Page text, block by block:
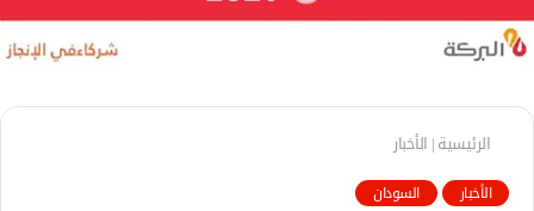
الرئيسية| الأخبار
الأخبار السودان